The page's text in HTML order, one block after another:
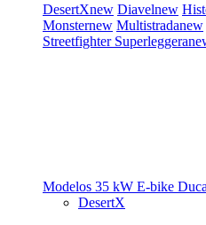
DesertXnew Diavelnew
Monsternew Multistradanew
Streetfighter Superleggera
Modelos 35 kW E-bike
DesertX